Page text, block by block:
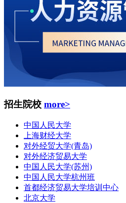
招生院校 more>
中国人民大学
上海财经大学
对外经贸大学(青岛)
对外经济贸易大学
中国人民大学(苏州)
中国人民大学杭州班
首都经济贸易大学培训中心
北京大学